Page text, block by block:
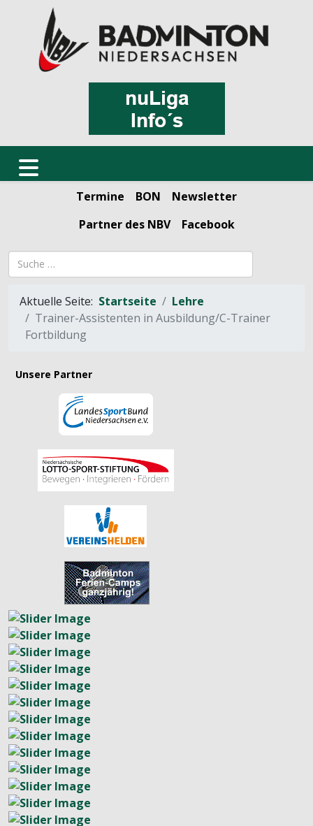
Termine BON
Newsletter
Partner des NBV
Facebook
Suchbegriff
Aktuelle Seite: Startseite
Lehre
Trainer-Assistenten in Ausbildung/C-Trainer
Fortbildung
Unsere Partner